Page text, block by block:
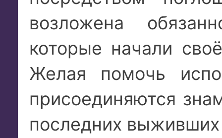
возложена
которые начали
Желая помочь
присоединяются
последних